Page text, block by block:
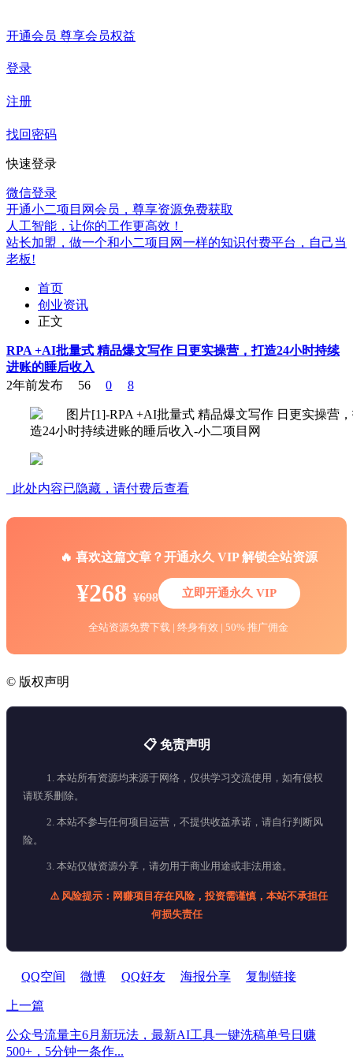
开通会员 尊享会员权益
登录
注册
找回密码
快速登录
微信登录
开通小二项目网会员，尊享资源免费获取
人工智能，让你的工作更高效！
站长加盟，做一个和小二项目网一样的知识付费平台，自己当
老板!
首页
创业资讯
正文
RPA +AI批量式 精品爆文写作 日更实操营，打造24小时持续
进账的睡后收入
2年前发布
56 0 8
此处内容已隐藏，请付费后查看
🔥 喜欢这篇文章？开通永久 VIP 解锁全站资源
¥268 ¥698 立即开通永久 VIP
全站资源免费下载 | 终身有效 | 50% 推广佣金
© 版权声明
📋 免责声明
1. 本站所有资源均来源于网络，仅供学习交流使用，如有侵权
请联系删除。
2. 本站不参与任何项目运营，不提供收益承诺，请自行判断风
险。
3. 本站仅做资源分享，请勿用于商业用途或非法用途。
⚠️ 风险提示：网赚项目存在风险，投资需谨慎，本站不承担任
何损失责任
QQ空间 微博 QQ好友 海报分享 复制链接
上一篇
公众号流量主6月新玩法，最新AI工具一键洗稿单号日赚
500+，5分钟一条作...